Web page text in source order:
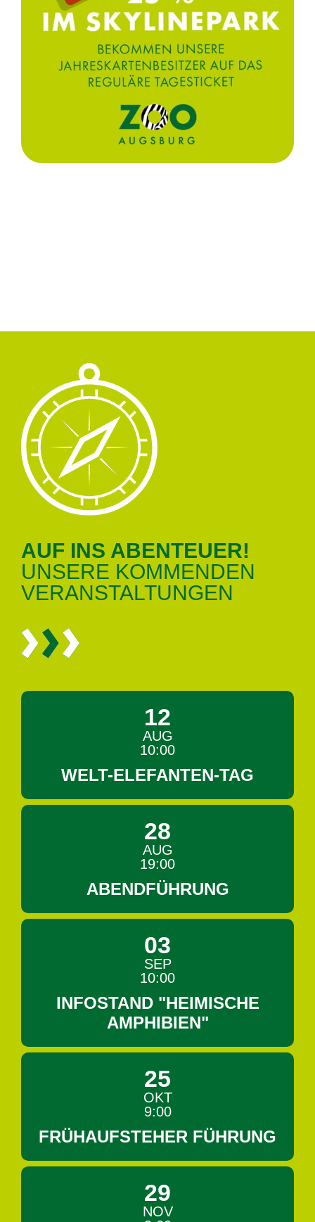
AUF INS ABEN­TEU­ER!
UN­SE­RE KOM­MEN­DEN
VER­AN­STAL­TUN­GEN
12
AUG
10:00
WELT-ELEFANTEN-TAG
28
AUG
19:00
ABENDFÜHRUNG
03
SEP
10:00
INFOSTAND "HEIMISCHE
AMPHIBIEN"
25
OKT
9:00
FRÜHAUFSTEHER FÜHRUNG
29
NOV